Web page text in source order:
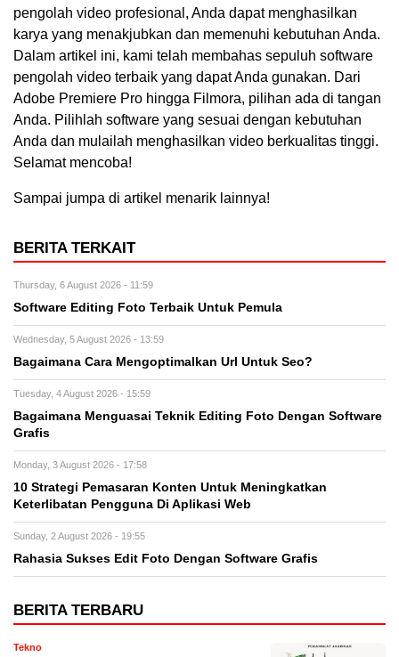
pengolah video profesional, Anda dapat menghasilkan
karya yang menakjubkan dan memenuhi kebutuhan Anda.
Dalam artikel ini, kami telah membahas sepuluh software
pengolah video terbaik yang dapat Anda gunakan. Dari
Adobe Premiere Pro hingga Filmora, pilihan ada di tangan
Anda. Pilihlah software yang sesuai dengan kebutuhan
Anda dan mulailah menghasilkan video berkualitas tinggi.
Selamat mencoba!
Sampai jumpa di artikel menarik lainnya!
BERITA TERKAIT
Thursday, 6 August 2026 - 11:59
Software Editing Foto Terbaik Untuk Pemula
Wednesday, 5 August 2026 - 13:59
Bagaimana Cara Mengoptimalkan Url Untuk Seo?
Tuesday, 4 August 2026 - 15:59
Bagaimana Menguasai Teknik Editing Foto Dengan Software
Grafis
Monday, 3 August 2026 - 17:58
10 Strategi Pemasaran Konten Untuk Meningkatkan
Keterlibatan Pengguna Di Aplikasi Web
Sunday, 2 August 2026 - 19:55
Rahasia Sukses Edit Foto Dengan Software Grafis
BERITA TERBARU
Tekno